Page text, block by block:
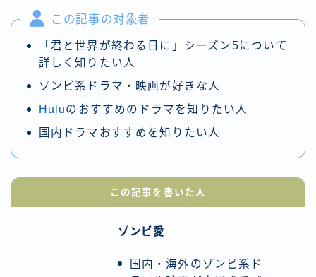
この記事の対象者
「君と世界が終わる日に」シーズン5について
詳しく知りたい人
ゾンビ系ドラマ・映画が好きな人
Huluのおすすめのドラマを知りたい人
国内ドラマおすすめを知りたい人
この記事を書いた人
ゾンビ愛
国内・海外のゾンビ系ド